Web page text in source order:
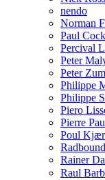
nendo
Norman
Paul
Percival
Peter
Peter
Philippe
Philippe
Piero
Pierre
Poul
Rainer
Raul